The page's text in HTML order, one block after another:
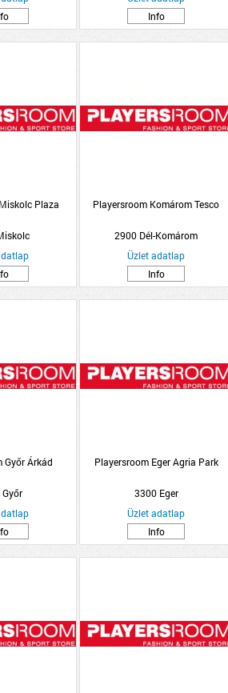
Info
Plaza Playersroom Komárom Tesco
2900 Dél-Komárom
Üzlet adatlap
Info
Győr Árkád Playersroom Eger Agria Park
3300 Eger
Üzlet adatlap
Info